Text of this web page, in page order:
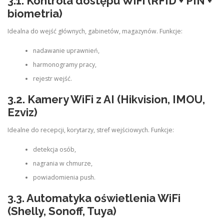
biometria)
Idealna do wejść głównych, gabinetów, magazynów. Funkcje:
nadawanie uprawnień,
harmonogramy pracy,
rejestr wejść.
3.2. Kamery WiFi z AI (Hikvision, IMOU,
Ezviz)
Idealne do recepcji, korytarzy, stref wejściowych. Funkcje:
detekcja osób,
nagrania w chmurze,
powiadomienia push.
3.3. Automatyka oświetlenia WiFi
(Shelly, Sonoff, Tuya)